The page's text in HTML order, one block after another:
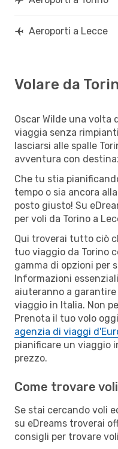
Aeroporti a Lecce
Volare da
Oscar Wilde una volta
viaggia senza
lasciarsi alle spalle
avventura con
Che tu stia
tempo o sia ancora
posto giusto! Su
per voli da Torino a
Qui troverai tutto ciò
tuo viaggio da Torino
gamma di opzioni per
Informazioni
aiuteranno a
viaggio in Italia. Non
Prenota il tuo volo
agenzia di viaggi
pianificare un viaggio
prezzo.
Come trovare
Se stai cercando voli
su eDreams troverai
consigli per trovare